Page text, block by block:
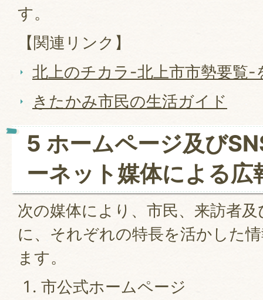
す。
【関連リンク】
北上のチカラ-北上市市勢要覧-
きたかみ市民の生活ガイド
5 ホームページ及び
ーネット媒体による広
次の媒体により、市民、来訪者
に、それぞれの特長を活かした
ます。
市公式ホームページ